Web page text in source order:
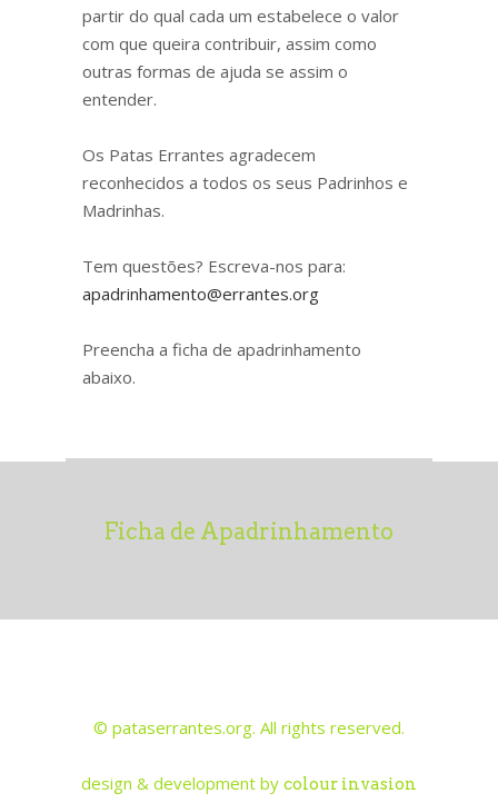
partir do qual cada um estabelece o valor
com que queira contribuir, assim como
outras formas de ajuda se assim o
entender.
Os Patas Errantes agradecem
reconhecidos a todos os seus Padrinhos e
Madrinhas.
Tem questões? Escreva-nos para:
apadrinhamento@errantes.org
Preencha a ficha de apadrinhamento
abaixo.
Ficha de Apadrinhamento
© pataserrantes.org. All rights reserved.
design & development by colour invasion